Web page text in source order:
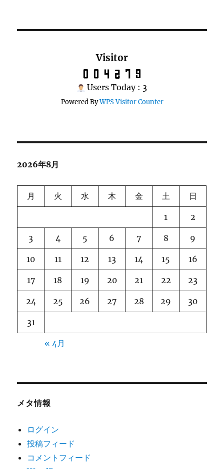
Visitor
Users Today : 3
Powered ByWPS Visitor Counter
2026年8月
月 火 水 木 金 土 日
1 2
3 4 5 6 7 8 9
10 11 12 13 14 15 16
17 18 19 20 21 22 23
24 25 26 27 28 29 30
31
« 4月
メタ情報
ログイン
投稿フィード
コメントフィード